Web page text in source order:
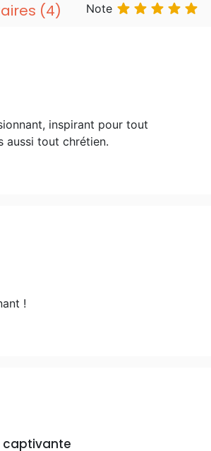
(4) Note     
inspirant pour tout
aussi tout chrétien.
!
captivante